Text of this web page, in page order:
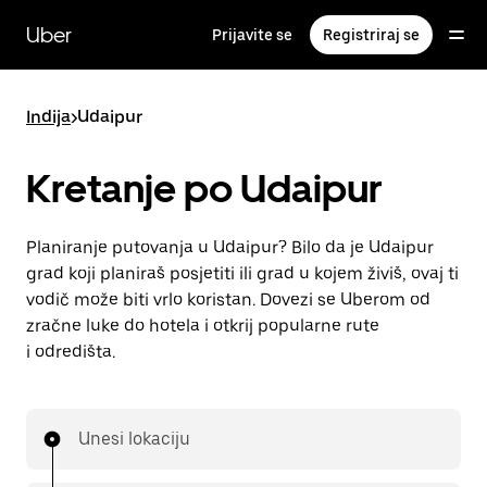
glavni
sadržaj
Uber Prijavite se Registriraj se
Indija>Udaipur
Kretanje po Udaipur
Planiranje putovanja u Udaipur? Bilo da je Udaipur
grad koji planiraš posjetiti ili grad u kojem živiš, ovaj ti
vodič može biti vrlo koristan. Dovezi se Uberom od
zračne luke do hotela i otkrij popularne rute
i odredišta.
Unesi lokaciju